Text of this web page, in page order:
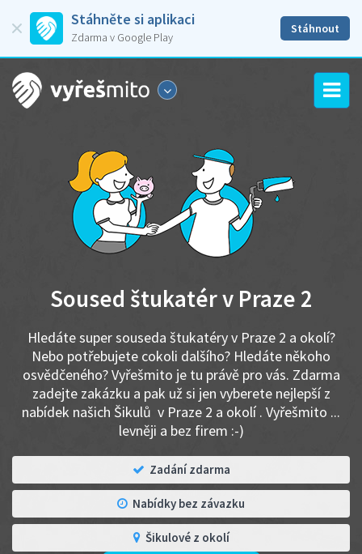
Stáhněte si aplikaci
Zdarma v Google Play
Stáhnout
Soused štukatér v Praze 2
Hledáte super souseda štukatéry v Praze 2 a okolí?
Nebo potřebujete cokoli dalšího? Hledáte někoho
osvědčeného? Vyřešmito je tu právě pro vás. Zdarma
zadejte zakázku a pak už si jen vyberete nejlepší z
nabídek našich Šikulů v Praze 2 a okolí . Vyřešmito ...
levněji a bez firem :-)
Zadání zdarma
Nabídky bez závazku
Šikulové z okolí